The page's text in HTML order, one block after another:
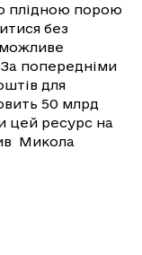
плідною порою
без
За попередніми
для
50 млрд
цей ресурс на
Микола